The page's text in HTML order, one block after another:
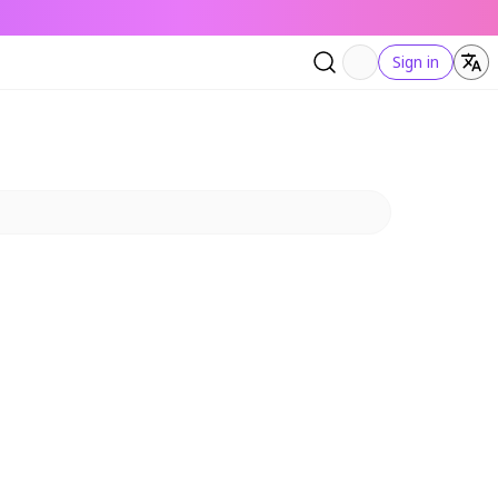
Sign in